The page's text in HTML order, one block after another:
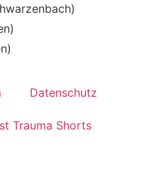
Datenschutz
Trauma Shorts